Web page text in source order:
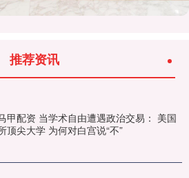
推荐资讯
甲配资 当学术自由遭遇政治交易： 美国
顶尖大学 为何对白宫说“不”